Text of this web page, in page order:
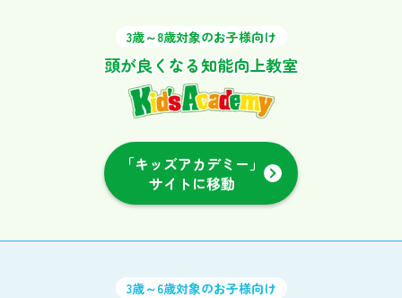
3歳～8歳対象のお子様向け
頭が良くなる知能向上教室
「キッズアカデミー」
サイトに移動
3歳～6歳対象のお子様向け